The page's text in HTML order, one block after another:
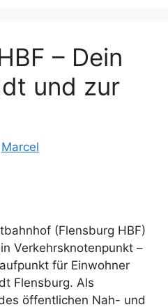
– Dein
und zur
Marcel
(Flensburg HBF)
Verkehrsknotenpunkt –
für Einwohner
Flensburg. Als
öffentlichen Nah- und